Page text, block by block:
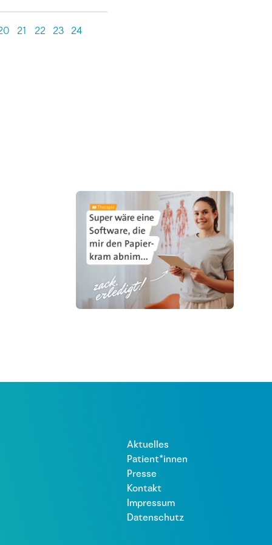
21 22 23 24
Aktuelles
Patient*innen
Presse
Kontakt
Impressum
Datenschutz